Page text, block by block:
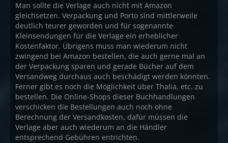
Man sollte die Verlage auch nicht mit Amazon
gleichsetzen. Verpackung und Porto sind mittlerweile
deutlich teurer geworden und für sogenannte
Kleinsendungen für die Verlage ein erheblicher
Kostenfaktor. Übrigens muss man wiederum nicht
zwingend bei Amazon bestellen, die auch gerne mal an
der Verpackung sparen und gerade Bücher auf dem
Versandweg durchaus auch beschädigt werden könnten.
Ferner gibt es noch die Möglichkeit über Thalia, etc. zu
bestellen. Die Online-Shops dieser Buchhandlungen
verschicken die Bestellungen auch noch ohne
Berechnung der Versandkosten, dafür müssen die
Verlage aber auch wiederum an die Händler
entsprechend Gebühren entrichten.